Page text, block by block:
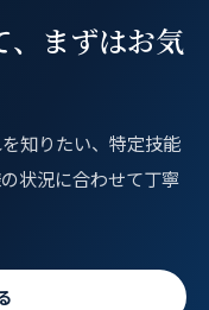
まずはお気
知りたい、特定技能
状況に合わせて丁寧